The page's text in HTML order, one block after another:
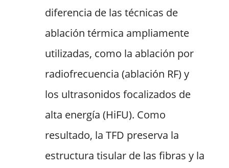
diferencia de las técnicas de
ablación térmica ampliamente
utilizadas, como la ablación por
radiofrecuencia (ablación RF) y
los ultrasonidos focalizados de
alta energía (HiFU). Como
resultado, la TFD preserva la
estructura tisular de las fibras y la